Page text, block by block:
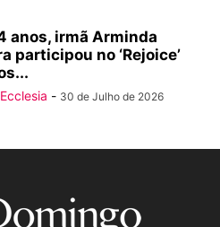
anos, irmã Arminda
participou no ‘Rejoice’
Ecclesia - 30 de Julho de 2026